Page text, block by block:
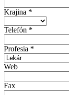
Krajina *
Telefón *
Profesia *
Web
Fax